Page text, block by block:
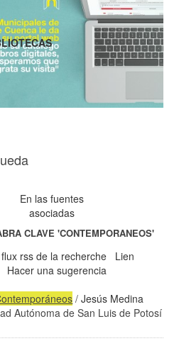
En las fuentes
asociadas
CLAVE'CONTEMPORANEOS'
rss de la recherche
Lien
Hacer una sugerencia
/Jesús Medina
Autónoma de San Luis de Potosí